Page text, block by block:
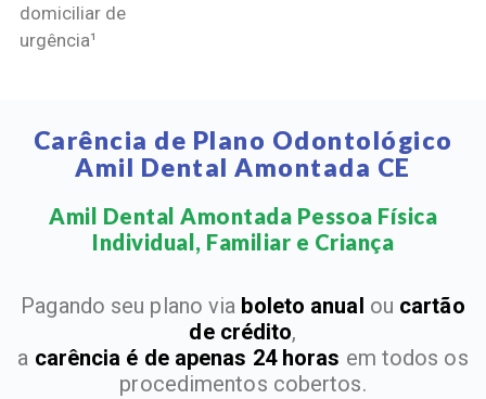
domiciliar de
urgência¹
Carência de Plano Odontológico
Amil Dental Amontada CE
Amil Dental Amontada Pessoa Física
Individual, Familiar e Criança​
Pagando seu plano via boleto anual ou cartão
de crédito,
a carência é de apenas 24 horas em todos os
procedimentos cobertos.